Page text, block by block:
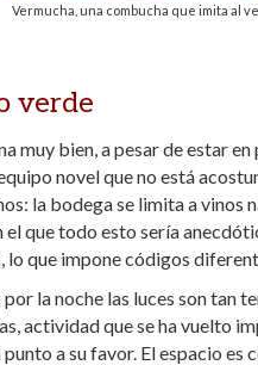
Vermucha, una combucha que imita al
verde
muy bien, a pesar de estar
novel que no está
la bodega se limita a
que todo esto sería
que impone códigos
la noche las luces son tan
actividad que se ha vuelto
a su favor. El espacio